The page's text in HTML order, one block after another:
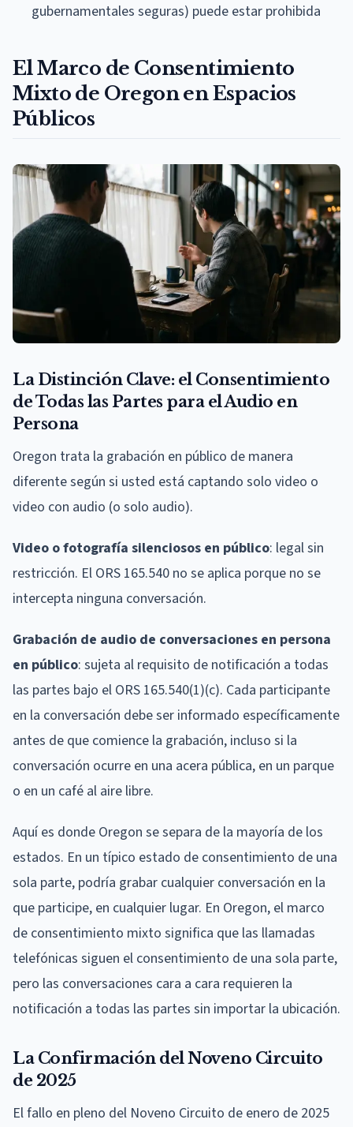
gubernamentales seguras) puede estar prohibida
El Marco de Consentimiento
Mixto de Oregon en Espacios
Públicos
La Distinción Clave: el Consentimiento
de Todas las Partes para el Audio en
Persona
Oregon trata la grabación en público de manera
diferente según si usted está captando solo video o
video con audio (o solo audio).
Video o fotografía silenciosos en público: legal sin
restricción. El ORS 165.540 no se aplica porque no se
intercepta ninguna conversación.
Grabación de audio de conversaciones en persona
en público: sujeta al requisito de notificación a todas
las partes bajo el ORS 165.540(1)(c). Cada participante
en la conversación debe ser informado específicamente
antes de que comience la grabación, incluso si la
conversación ocurre en una acera pública, en un parque
o en un café al aire libre.
Aquí es donde Oregon se separa de la mayoría de los
estados. En un típico estado de consentimiento de una
sola parte, podría grabar cualquier conversación en la
que participe, en cualquier lugar. En Oregon, el marco
de consentimiento mixto significa que las llamadas
telefónicas siguen el consentimiento de una sola parte,
pero las conversaciones cara a cara requieren la
notificación a todas las partes sin importar la ubicación.
La Confirmación del Noveno Circuito
de 2025
El fallo en pleno del Noveno Circuito de enero de 2025